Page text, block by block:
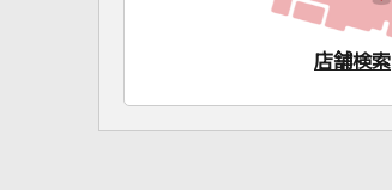
店舗検索